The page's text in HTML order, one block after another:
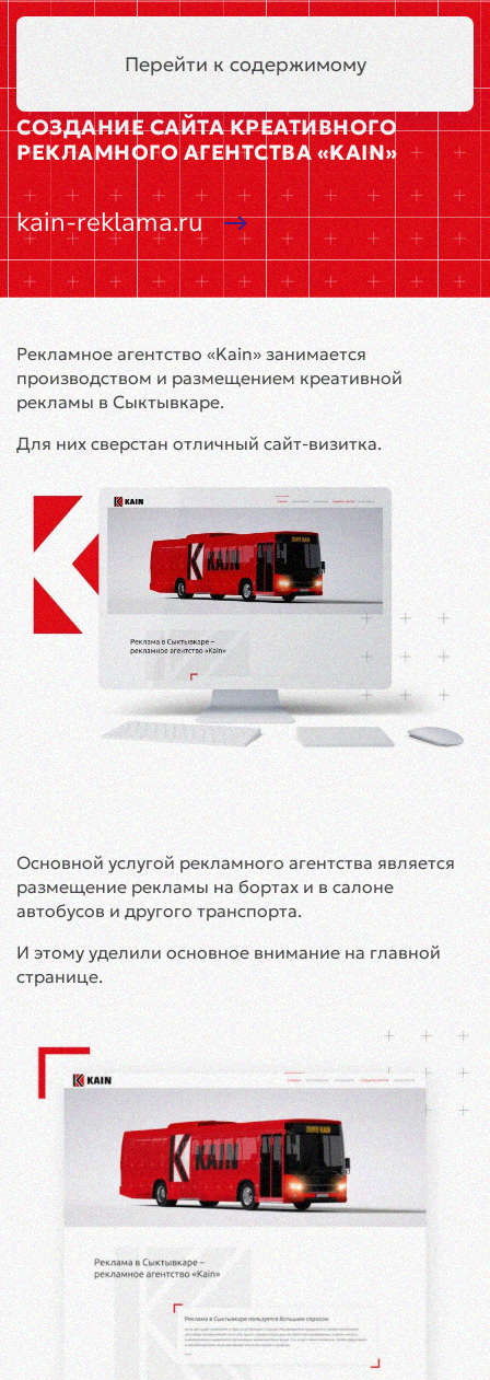
Перейти к содержимому
СОЗДАНИЕ САЙТА КРЕАТИВНОГО
РЕКЛАМНОГО АГЕНТСТВА «KAIN»
kain-reklama.ru
Рекламное агентство «Kain» занимается
производством и размещением креативной
рекламы в Сыктывкаре.
Для них сверстан отличный сайт-визитка.
Основной услугой рекламного агентства является
размещение рекламы на бортах и в салоне
автобусов и другого транспорта.
И этому уделили основное внимание на главной
странице.